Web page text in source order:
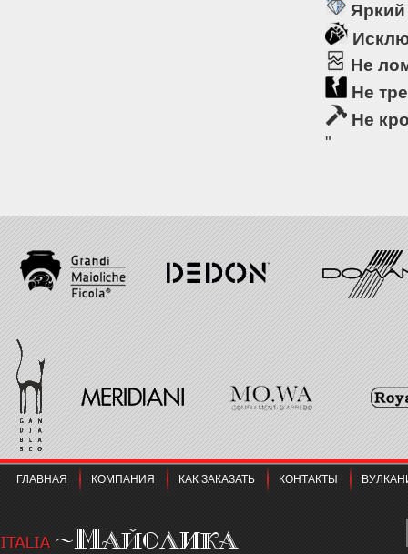
Не
Не
Не
"
ГЛАВНАЯ КОМПАНИЯ КАК ЗАКАЗАТЬ КОНТАКТЫ